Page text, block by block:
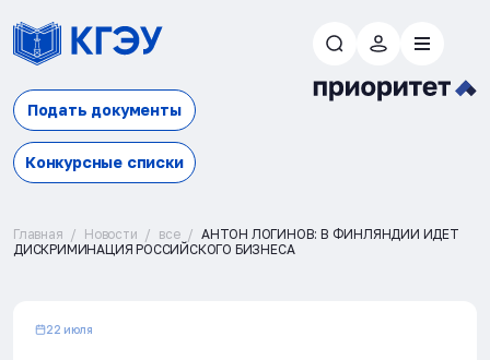
Подать документы
Конкурсные списки
Главная Новости все
АНТОН ЛОГИНОВ: В ФИНЛЯНДИИ ИДЕТ
ДИСКРИМИНАЦИЯ РОССИЙСКОГО БИЗНЕСА
22 июля